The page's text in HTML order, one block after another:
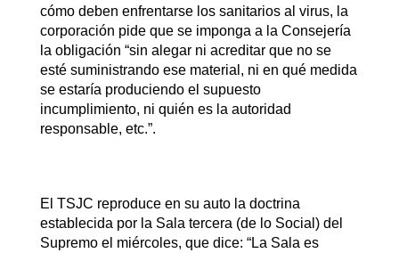
cómo deben enfrentarse los sanitarios al virus, la
corporación pide que se imponga a la Consejería
la obligación “sin alegar ni acreditar que no se
esté suministrando ese material, ni en qué medida
se estaría produciendo el supuesto
incumplimiento, ni quién es la autoridad
responsable, etc.”.
El TSJC reproduce en su auto la doctrina
establecida por la Sala tercera (de lo Social) del
Supremo el miércoles, que dice: “La Sala es